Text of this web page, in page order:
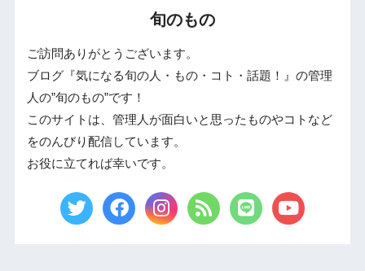
旬のもの
ご訪問ありがとうございます。
ブログ『気になる旬の人・もの・コト・話題！』の管理
人の”旬のもの”です！
このサイトは、管理人が面白いと思ったものやコトなど
をのんびり配信しています。
お役に立てれば幸いです。